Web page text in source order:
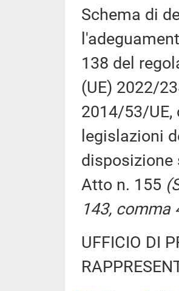
Schema di
138 del
(UE) 2022/
2014/53/UE,
legislazioni
disposizione
Atto n. 155
143, comma
UFFICIO DI